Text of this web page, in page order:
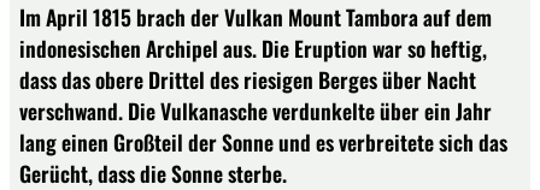
Im April 1815 brach der Vulkan Mount Tambora auf dem
indonesischen Archipel aus. Die Eruption war so heftig,
dass das obere Drittel des riesigen Berges über Nacht
verschwand. Die Vulkanasche verdunkelte über ein Jahr
lang einen Großteil der Sonne und es verbreitete sich das
Gerücht, dass die Sonne sterbe.